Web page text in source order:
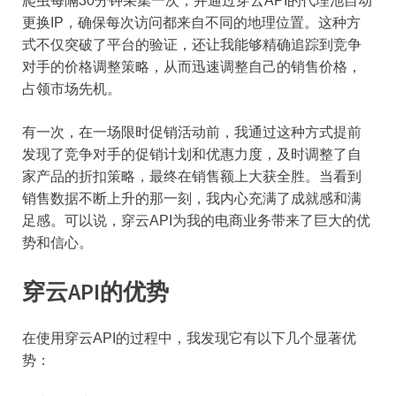
更换IP，确保每次访问都来自不同的地理位置。这种方
式不仅突破了平台的验证，还让我能够精确追踪到竞争
对手的价格调整策略，从而迅速调整自己的销售价格，
占领市场先机。
有一次，在一场限时促销活动前，我通过这种方式提前
发现了竞争对手的促销计划和优惠力度，及时调整了自
家产品的折扣策略，最终在销售额上大获全胜。当看到
销售数据不断上升的那一刻，我内心充满了成就感和满
足感。可以说，穿云API为我的电商业务带来了巨大的优
势和信心。
穿云API的优势
在使用穿云API的过程中，我发现它有以下几个显著优
势：